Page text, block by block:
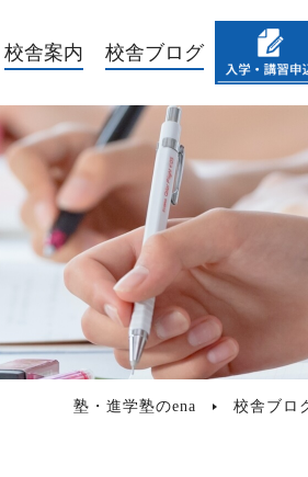
校舎案内 校舎ブログ
塾・進学塾のena 校舎ブロ